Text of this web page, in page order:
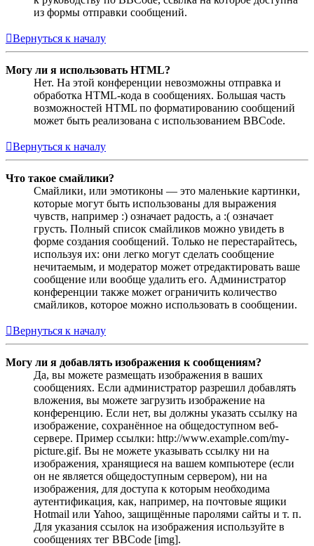
из формы отправки сообщений.
Вернуться к началу
Могу ли я использовать HTML?
Нет. На этой конференции невозможны отправка и
обработка HTML-кода в сообщениях. Большая часть
возможностей HTML по форматированию сообщений
может быть реализована с использованием BBCode.
Вернуться к началу
Что такое смайлики?
Смайлики, или эмотиконы — это маленькие картинки,
которые могут быть использованы для выражения
чувств, например :) означает радость, а :( означает
грусть. Полный список смайликов можно увидеть в
форме создания сообщений. Только не перестарайтесь,
используя их: они легко могут сделать сообщение
нечитаемым, и модератор может отредактировать ваше
сообщение или вообще удалить его. Администратор
конференции также может ограничить количество
смайликов, которое можно использовать в сообщении.
Вернуться к началу
Могу ли я добавлять изображения к сообщениям?
Да, вы можете размещать изображения в ваших
сообщениях. Если администратор разрешил добавлять
вложения, вы можете загрузить изображение на
конференцию. Если нет, вы должны указать ссылку на
изображение, сохранённое на общедоступном веб-
сервере. Пример ссылки: http://www.example.com/my-
picture.gif. Вы не можете указывать ссылку ни на
изображения, хранящиеся на вашем компьютере (если
он не является общедоступным сервером), ни на
изображения, для доступа к которым необходима
аутентификация, как, например, на почтовые ящики
Hotmail или Yahoo, защищённые паролями сайты и т. п.
Для указания ссылок на изображения используйте в
сообщениях тег BBCode [img].